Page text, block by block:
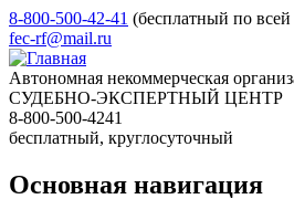
8-800-500-42-41 (бесплатный по
fec-rf@mail.ru
Автономная некоммерческая
СУДЕБНО-ЭКСПЕРТНЫЙ ЦЕНТР
8-800-500-4241
бесплатный, круглосуточный
Основная навигация